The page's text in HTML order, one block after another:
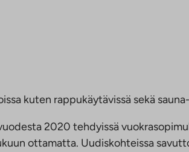
kuten rappukäytävissä sekä
2020 tehdyissä
ottamatta. Uudiskohteissa